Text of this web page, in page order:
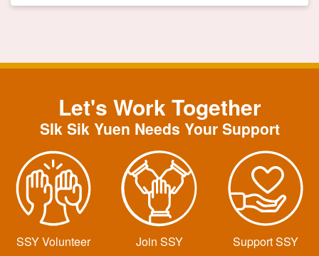
Let's Work Together
SIk Sik Yuen Needs Your Support
SSY Volunteer Join SSY Support SSY